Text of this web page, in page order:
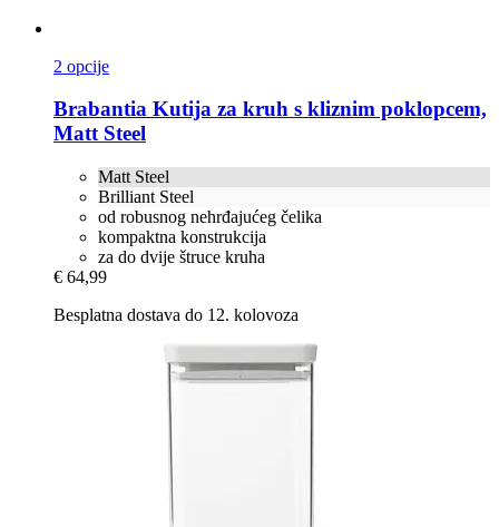
2 opcije
Brabantia Kutija za kruh s kliznim poklopcem,
Matt Steel
Matt Steel
Brilliant Steel
od robusnog nehrđajućeg čelika
kompaktna konstrukcija
za do dvije štruce kruha
€ 64,99
Besplatna dostava do 12. kolovoza